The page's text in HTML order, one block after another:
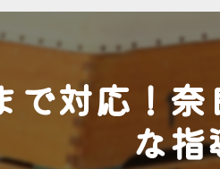
で対応！
な指